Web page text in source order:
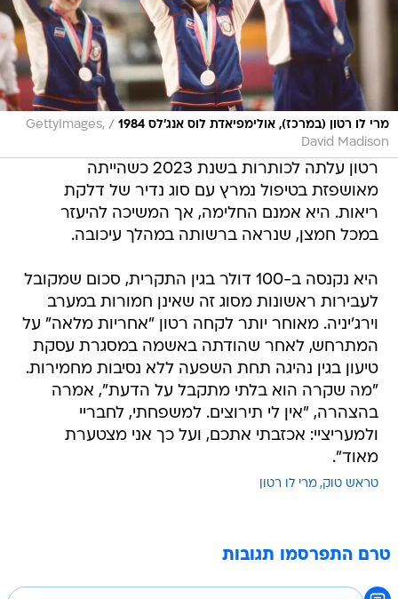
מרי לו רטון (במרכז), אולימפיאדת לוס אנג'לס 1984 /
GettyImages,
David Madison
רטון עלתה לכותרות בשנת 2023 כשהייתה
מאושפזת בטיפול נמרץ עם סוג נדיר של דלקת
ריאות. היא אמנם החלימה, אך המשיכה להיעזר
במכל חמצן, שנראה ברשותה במהלך עיכובה.
היא נקנסה ב-100 דולר בגין התקרית, סכום שמקובל
לעבירות ראשונות מסוג זה שאינן חמורות במערב
וירג'יניה. מאוחר יותר לקחה רטון "אחריות מלאה" על
המתרחש, לאחר שהודתה באשמה במסגרת עסקת
טיעון בגין נהיגה תחת השפעה ללא נסיבות מחמירות.
"מה שקרה הוא בלתי מתקבל על הדעת", אמרה
בהצהרה, "אין לי תירוצים. למשפחתי, לחבריי
ולמעריציי: אכזבתי אתכם, ועל כך אני מצטערת
מאוד".
טראש טוק מרי לו רטון
טרם התפרסמו תגובות